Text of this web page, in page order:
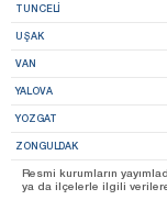
TUNCELI
UŞAK
VAN
YALOVA
YOZGAT
ZONGULDAK
Resmi kurumların
ya da ilçelerle ilgili verilere